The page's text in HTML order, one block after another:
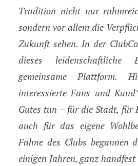
Tradition nicht nur
sondern vor allem die
Zukunft sehen. In der
dieses leidenschaftliche
gemeinsame Plattform.
interessierte Fans und
Gutes tun – für die Stadt, für
auch für das eigene
Fahne des Clubs begannen
einigen Jahren, ganz